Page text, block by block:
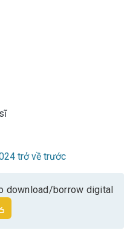
trở về trước
download/borrow digital